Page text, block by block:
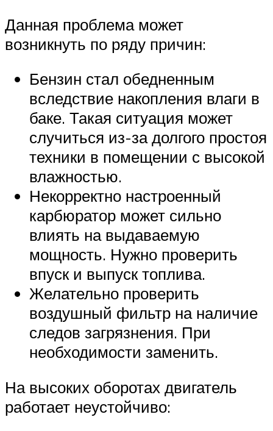
Данная проблема может
возникнуть по ряду причин:
Бензин стал обедненным
вследствие накопления влаги в
баке. Такая ситуация может
случиться из-за долгого простоя
техники в помещении с высокой
влажностью.
Некорректно настроенный
карбюратор может сильно
влиять на выдаваемую
мощность. Нужно проверить
впуск и выпуск топлива.
Желательно проверить
воздушный фильтр на наличие
следов загрязнения. При
необходимости заменить.
На высоких оборотах двигатель
работает неустойчиво: